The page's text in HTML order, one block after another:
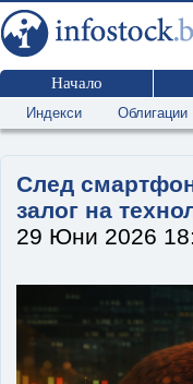
Начало
Индекси Облигации
След
залог на
29 Юни 2026